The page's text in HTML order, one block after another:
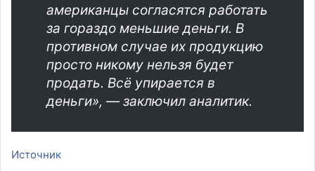
американцы согласятся работать
за гораздо меньшие деньги. В
противном случае их продукцию
просто никому нельзя будет
продать. Всё упирается в
деньги», — заключил аналитик.
Источник